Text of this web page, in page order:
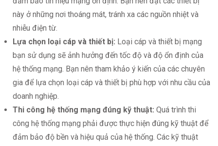
này ở những nơi thoáng mát, tránh xa các nguồn nhiệt và
nhiễu điện từ.
Lựa chọn loại cáp và thiết bị: Loại cáp và thiết bị mạng
bạn sử dụng sẽ ảnh hưởng đến tốc độ và độ ổn định của
hệ thống mạng. Bạn nên tham khảo ý kiến của các chuyên
gia để lựa chọn loại cáp và thiết bị phù hợp với nhu cầu của
doanh nghiệp.
Thi công hệ thống mạng đúng kỹ thuật: Quá trình thi
công hệ thống mạng phải được thực hiện đúng kỹ thuật để
đảm bảo độ bền và hiệu quả của hệ thống. Các kỹ thuật